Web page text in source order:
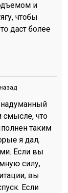
и
чтобы
даст более
надуманный
смысле, что
таким
я дал,
Если вы
силу,
вы
Если